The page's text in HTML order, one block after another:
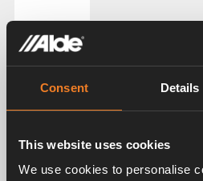
Consent Details
This website uses cookies
We use cookies to personalise
Dokument
Water Carbon Filter